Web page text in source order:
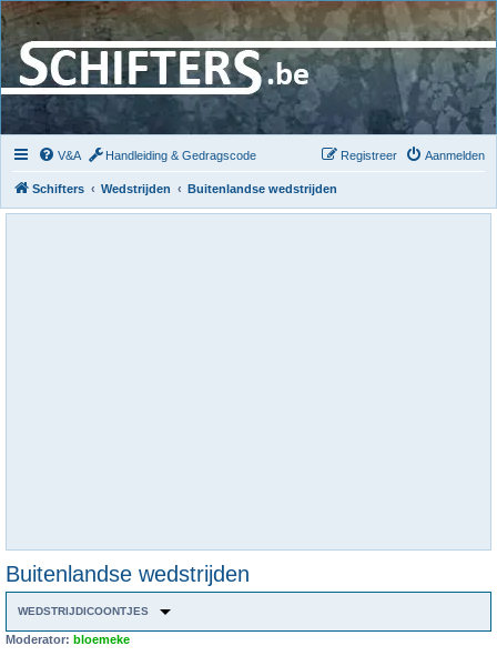
V&A Handleiding & Gedragscode Aanmelden
Registreer
Schifters Wedstrijden Buitenlandse wedstrijden
Buitenlandse wedstrijden
WEDSTRIJDICOONTJES
Moderator: bloemeke